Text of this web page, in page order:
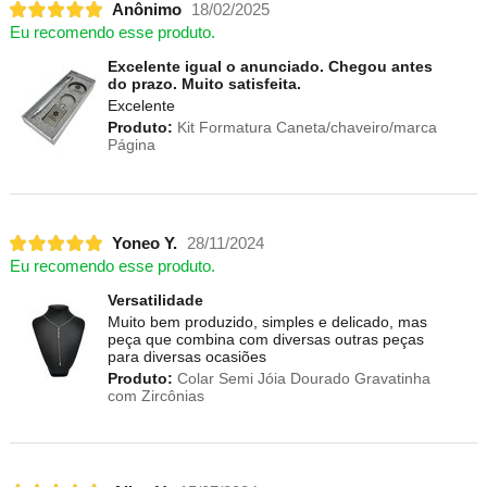
Anônimo
18/02/2025
Eu recomendo esse produto.
Excelente igual o anunciado. Chegou antes
do prazo. Muito satisfeita.
Excelente
Produto: Kit Formatura Caneta/chaveiro/marca
Página
Yoneo Y.
28/11/2024
Eu recomendo esse produto.
Versatilidade
Muito bem produzido, simples e delicado, mas
peça que combina com diversas outras peças
para diversas ocasiões
Produto: Colar Semi Jóia Dourado Gravatinha
com Zircônias